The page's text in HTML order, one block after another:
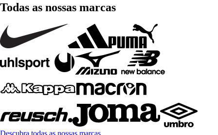
Todas as nossas marcas
Descubra todas as nossas marcas